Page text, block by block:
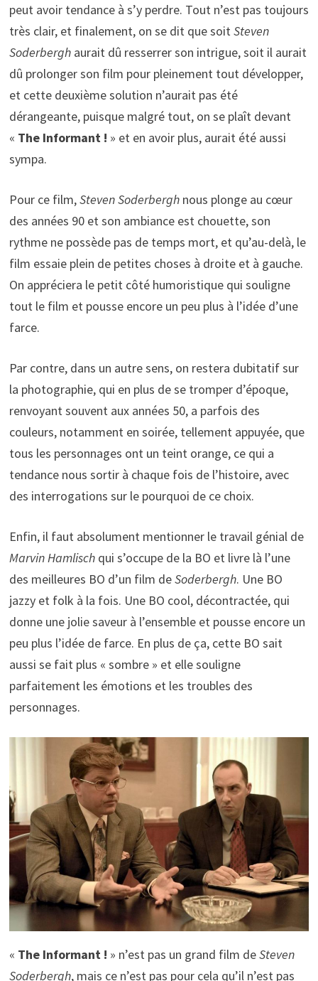
peut avoir tendance à s’y perdre. Tout n’est pas toujours
très clair, et finalement, on se dit que soit Steven
Soderberghaurait dû resserrer son intrigue, soit il aurait
dû prolonger son film pour pleinement tout développer,
et cette deuxième solution n’aurait pas été
dérangeante, puisque malgré tout, on se plaît devant
« The Informant ! » et en avoir plus, aurait été aussi
sympa.
Pour ce film,Steven Soderberghnous plonge au cœur
des années 90 et son ambiance est chouette, son
rythme ne possède pas de temps mort, et qu’au-delà, le
film essaie plein de petites choses à droite et à gauche.
On appréciera le petit côté humoristique qui souligne
tout le film et pousse encore un peu plus à l’idée d’une
farce.
Par contre, dans un autre sens, on restera dubitatif sur
la photographie, qui en plus de se tromper d’époque,
renvoyant souvent aux années 50, a parfois des
couleurs, notamment en soirée, tellement appuyée, que
tous les personnages ont un teint orange, ce qui a
tendance nous sortir à chaque fois de l’histoire, avec
des interrogations sur le pourquoi de ce choix.
Enfin, il faut absolument mentionner le travail génial de
Marvin Hamlischqui s’occupe de la BO et livre là l’une
des meilleures BO d’un film deSoderbergh. Une BO
jazzy et folk à la fois. Une BO cool, décontractée, qui
donne une jolie saveur à l’ensemble et pousse encore un
peu plus l’idée de farce. En plus de ça, cette BO sait
aussi se fait plus « sombre » et elle souligne
parfaitement les émotions et les troubles des
personnages.
« The Informant ! » n’est pas un grand film deSteven
Soderbergh, mais ce n’est pas pour cela qu’il n’est pas